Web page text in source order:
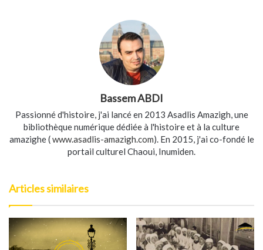
Bassem ABDI
Passionné d'histoire, j'ai lancé en 2013 Asadlis Amazigh, une
bibliothèque numérique dédiée à l'histoire et à la culture
amazighe (www.asadlis-amazigh.com). En 2015, j'ai co-fondé le
portail culturel Chaoui, Inumiden.
Articles similaires